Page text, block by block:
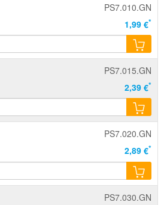
PS7.010.GN
1,99 €*
PS7.015.GN
2,39 €*
PS7.020.GN
2,89 €*
PS7.030.GN